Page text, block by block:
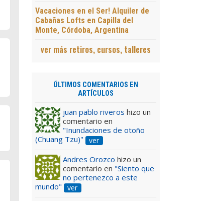
Vacaciones en el Ser! Alquiler de
Cabañas Lofts en Capilla del
Monte, Córdoba, Argentina
ver más retiros, cursos, talleres
ÚLTIMOS COMENTARIOS EN
ARTÍCULOS
juan pablo riveros hizo un
comentario en
"Inundaciones de otoño
(Chuang Tzu)"
ver
Andres Orozco hizo un
comentario en "Siento que
no pertenezco a este
mundo"
ver